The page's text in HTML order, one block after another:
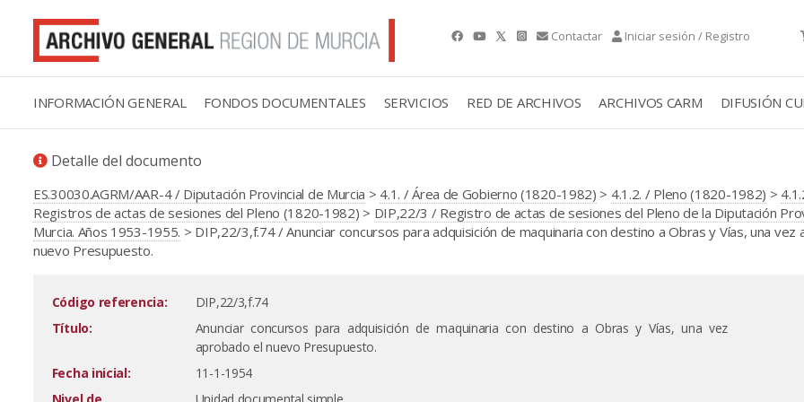
Contactar Iniciar sesión / Registro
INFORMACIÓN GENERAL FONDOS DOCUMENTALES SERVICIOS RED DE ARCHIVOS ARCHIVOS CARM DIFUSIÓN
Detalle del documento
ES.30030.AGRM/AAR-4 / Diputación Provincial de Murcia > 4.1. / Área de Gobierno (1820-1982) > 4.1.2. / Pleno (1820-1982) >
Registros de actas de sesiones del Pleno (1820-1982) > DIP,22/3 / Registro de actas de sesiones del Pleno de la Diputación
Murcia. Años 1953-1955. > DIP,22/3,f.74 / Anunciar concursos para adquisición de maquinaria con destino a Obras y Vías, una vez
nuevo Presupuesto.
Código referencia:
DIP,22/3,f.74
Título:
Anunciar concursos para adquisición de maquinaria con destino a Obras y Vías, una vez
aprobado el nuevo Presupuesto.
Fecha inicial:
11-1-1954
Nivel de
Unidad documental simple